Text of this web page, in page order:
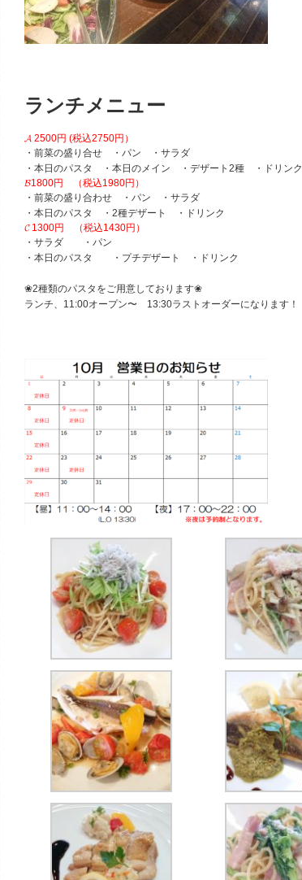
ランチメニュー
𝓐 2500円 (税込2750円）
・前菜の盛り合せ ・パン ・サラダ
・本日のパスタ ・本日のメイン ・デザート2種 ・ドリンク
𝓑1800円 （税込1980円）
・前菜の盛り合わせ ・パン ・サラダ
・本日のパスタ ・2種デザート ・ドリンク
𝓒 1300円 （税込1430円）
・サラダ ・パン
・本日のパスタ ・プチデザート ・ドリンク
❀2種類のパスタをご用意しております❀
ランチ、11:00オープン〜 13:30ラストオーダーになります！